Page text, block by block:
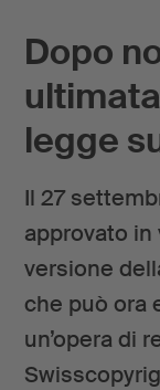
Dopo
legge
Il 27
approvato in
versione
che può ora
un’opera di